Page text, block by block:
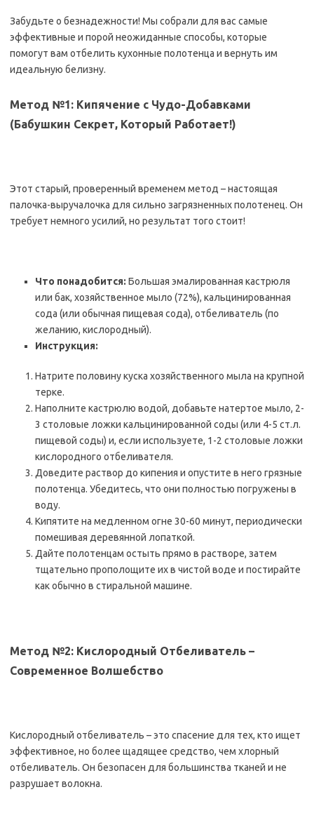
Забудьте о безнадежности! Мы собрали для вас самые
эффективные и порой неожиданные способы, которые
помогут вам отбелить кухонные полотенца и вернуть им
идеальную белизну.
Метод №1: Кипячение с Чудо-Добавками
(Бабушкин Секрет, Который Работает!)
Этот старый, проверенный временем метод – настоящая
палочка-выручалочка для сильно загрязненных полотенец. Он
требует немного усилий, но результат того стоит!
Что понадобится: Большая эмалированная кастрюля
или бак, хозяйственное мыло (72%), кальцинированная
сода (или обычная пищевая сода), отбеливатель (по
желанию, кислородный).
Инструкция:
Натрите половину куска хозяйственного мыла на крупной
терке.
Наполните кастрюлю водой, добавьте натертое мыло, 2-
3 столовые ложки кальцинированной соды (или 4-5 ст.л.
пищевой соды) и, если используете, 1-2 столовые ложки
кислородного отбеливателя.
Доведите раствор до кипения и опустите в него грязные
полотенца. Убедитесь, что они полностью погружены в
воду.
Кипятите на медленном огне 30-60 минут, периодически
помешивая деревянной лопаткой.
Дайте полотенцам остыть прямо в растворе, затем
тщательно прополощите их в чистой воде и постирайте
как обычно в стиральной машине.
Метод №2: Кислородный Отбеливатель –
Современное Волшебство
Кислородный отбеливатель – это спасение для тех, кто ищет
эффективное, но более щадящее средство, чем хлорный
отбеливатель. Он безопасен для большинства тканей и не
разрушает волокна.